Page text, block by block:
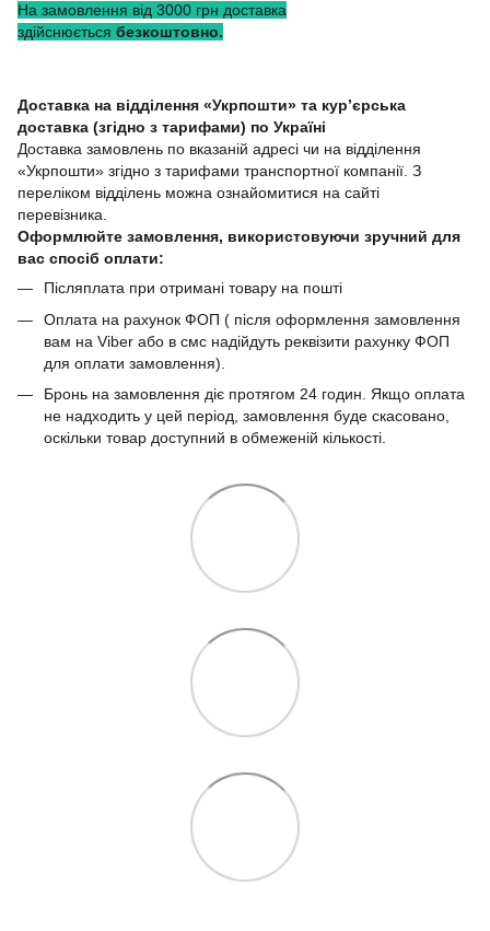
На замовлення від 3000 грн доставка
здійснюється безкоштовно.
Доставка на відділення «Укрпошти» та кур’єрська
доставка (згідно з тарифами) по Україні
Доставка замовлень по вказаній адресі чи на відділення
«Укрпошти» згідно з тарифами транспортної компанії. З
переліком відділень можна ознайомитися на сайті
перевізника.
Оформлюйте замовлення, використовуючи зручний для
вас спосіб оплати:
Післяплата при отримані товару на пошті
Оплата на рахунок ФОП ( після оформлення замовлення
вам на Viber або в смс надійдуть реквізити рахунку ФОП
для оплати замовлення).
Бронь на замовлення діє протягом 24 годин. Якщо оплата
не надходить у цей період, замовлення буде скасовано,
оскільки товар доступний в обмеженій кількості.